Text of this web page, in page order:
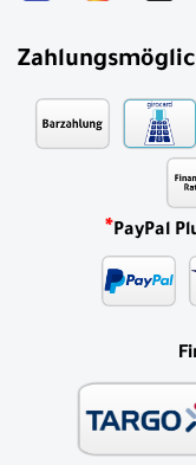
*PayPal